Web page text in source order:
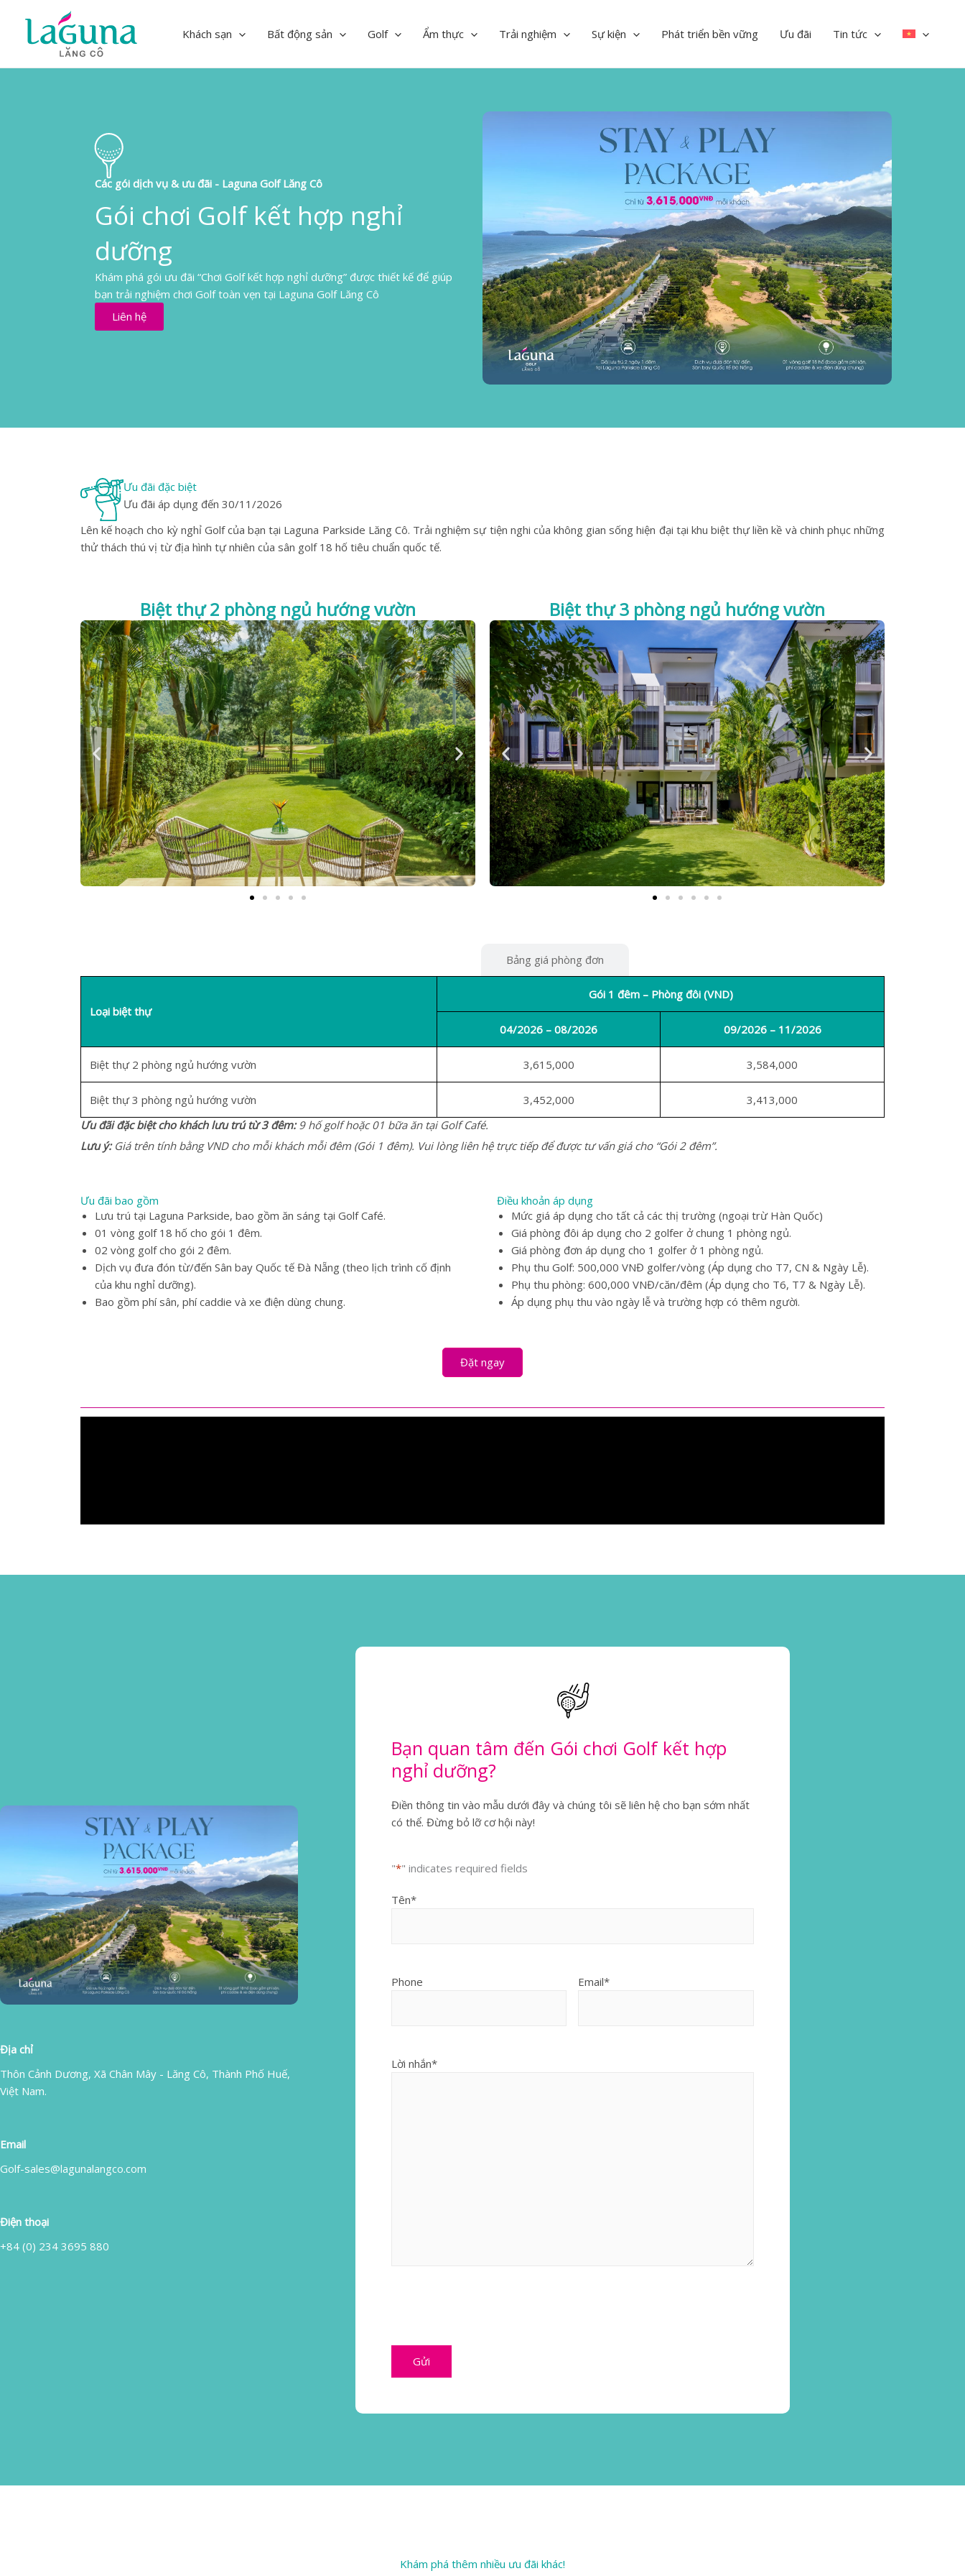
content
Khách sạn Bất động sản Golf Ẩm thực Trải nghiệm Sự kiện Phát triển bền vững Ưu đãi Tin tức
Các gói dịch vụ & ưu đãi - Laguna Golf Lăng Cô
Gói chơi Golf kết hợp nghỉ
dưỡng
Khám phá gói ưu đãi “Chơi Golf kết hợp nghỉ dưỡng” được thiết kế để giúp
bạn trải nghiệm chơi Golf toàn vẹn tại Laguna Golf Lăng Cô
Liên hệ
Ưu đãi đặc biệt
Ưu đãi áp dụng đến 30/11/2026
Lên kế hoạch cho kỳ nghỉ Golf của bạn tại Laguna Parkside Lăng Cô. Trải nghiệm sự tiện nghi của không gian sống hiện đại tại khu biệt thự liền kề và chinh phục những
thử thách thú vị từ địa hình tự nhiên của sân golf 18 hố tiêu chuẩn quốc tế.
Biệt thự 2 phòng ngủ hướng vườn Biệt thự 3 phòng ngủ hướng vườn
Bảng giá phòng đơn
Loại biệt thự
Gói 1 đêm – Phòng đôi (VND)
04/2026 – 08/2026 09/2026 – 11/2026
Biệt thự 2 phòng ngủ hướng vườn 3,615,000 3,584,000
Biệt thự 3 phòng ngủ hướng vườn 3,452,000
3,413,000
Ưu đãi đặc biệt cho khách lưu trú từ 3 đêm: 9 hố golf hoặc 01 bữa ăn tại Golf Café.
Lưu ý: Giá trên tính bằng VND cho mỗi khách mỗi đêm (Gói 1 đêm). Vui lòng liên hệ trực tiếp để được tư vấn giá cho “Gói 2 đêm”.
Ưu đãi bao gồm
Lưu trú tại Laguna Parkside, bao gồm ăn sáng tại Golf Café.
01 vòng golf 18 hố cho gói 1 đêm.
02 vòng golf cho gói 2 đêm.
Dịch vụ đưa đón từ/đến Sân bay Quốc tế Đà Nẵng (theo lịch trình cố định
của khu nghỉ dưỡng).
Bao gồm phí sân, phí caddie và xe điện dùng chung.
Điều khoản áp dụng
Mức giá áp dụng cho tất cả các thị trường (ngoại trừ Hàn Quốc)
Giá phòng đôi áp dụng cho 2 golfer ở chung 1 phòng ngủ.
Giá phòng đơn áp dụng cho 1 golfer ở 1 phòng ngủ.
Phụ thu Golf: 500,000 VNĐ golfer/vòng (Áp dụng cho T7, CN & Ngày Lễ).
Phụ thu phòng: 600,000 VNĐ/căn/đêm (Áp dụng cho T6, T7 & Ngày Lễ).
Áp dụng phụ thu vào ngày lễ và trường hợp có thêm người.
Đặt ngay
Địa chỉ
Thôn Cảnh Dương, Xã Chân Mây - Lăng Cô, Thành Phố Huế,
Việt Nam.
Email
Golf-sales@lagunalangco.com
Điện thoại
+84 (0) 234 3695 880
Bạn quan tâm đến Gói chơi Golf kết hợp
nghỉ dưỡng?
Điền thông tin vào mẫu dưới đây và chúng tôi sẽ liên hệ cho bạn sớm nhất
có thể. Đừng bỏ lỡ cơ hội này!
"*" indicates required fields
Tên*
Phone Email*
Lời nhắn*
Khám phá thêm nhiều ưu đãi khác!